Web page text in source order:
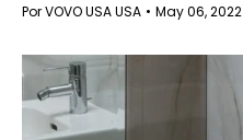
Por VOVO USA USA May 06, 2022